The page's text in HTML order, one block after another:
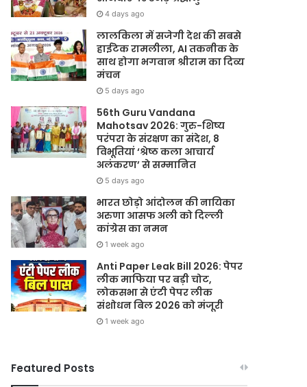
4 days ago
लालकिला में सजेगी देश की सबसे
हाईटेक रामलीला, AI तकनीक के
साथ होगा भगवान श्रीराम का दिव्य
मंचन
5 days ago
56th Guru Vandana
Mahotsav 2026: गुरु-शिष्य
परंपरा के संरक्षण का संदेश, 8
विभूतियां ‘श्रेष्ठ कला आचार्य
अलंकरण’ से सम्मानित
5 days ago
भारत छोड़ो आंदोलन की नायिका
अरुणा आसफ अली को दिल्ली
कांग्रेस का नमन
1 week ago
Anti Paper Leak Bill 2026: पेपर
लीक माफिया पर बड़ी चोट,
लोकसभा से एंटी पेपर लीक
संशोधन बिल 2026 को मंजूरी
1 week ago
Featured Posts